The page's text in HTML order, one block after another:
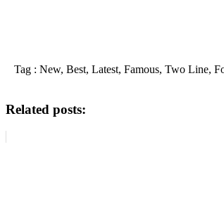
Tag : New, Best, Latest, Famous, Two Line,
Related posts: